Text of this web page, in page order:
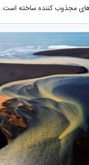
مجذوب کننده ساخته است.